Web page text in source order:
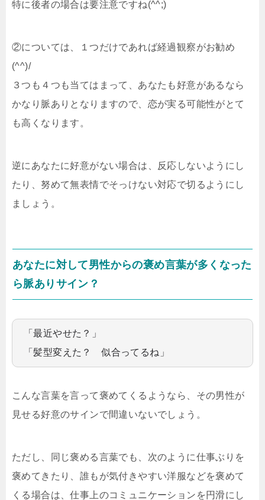
特に後者の場合は要注意ですね(^^;)
②については、１つだけであれば経過観察がお勧め
(^^)/
３つも４つも当てはまって、あなたも好意があるなら
かなり脈ありとなりますので、恋が実る可能性がとて
も高くなります。
逆にあなたに好意がない場合は、反応しないようにし
たり、努めて無表情でそっけない対応で切るようにし
ましょう。
あなたに対して男性からの褒め言葉が多くなった
ら脈ありサイン？
「最近やせた？」
「髪型変えた？ 似合ってるね」
こんな言葉を言って褒めてくるようなら、その男性が
見せる好意のサインで間違いないでしょう。
ただし、同じ褒める言葉でも、次のように仕事ぶりを
褒めてきたり、誰もが気付きやすい洋服などを褒めて
くる場合は、仕事上のコミュニケーションを円滑にし